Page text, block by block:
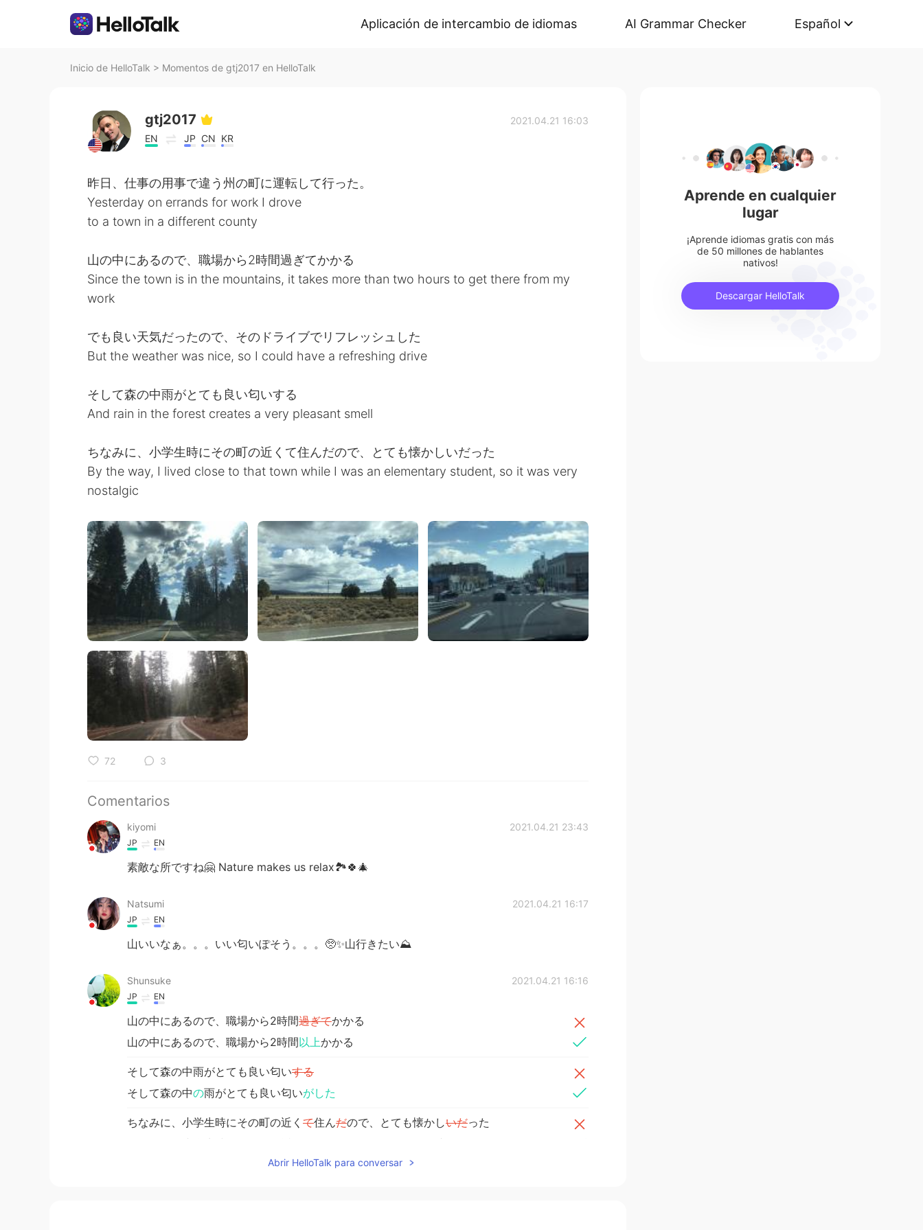
Aplicación de intercambio de idiomas AI Grammar Checker Español
Inicio de HelloTalk > Momentos de gtj2017 en HelloTalk
gtj2017
EN JP CN KR
2021.04.21 16:03
昨日、仕事の用事で違う州の町に運転して行った。
Yesterday on errands for work I drove
to a town in a different county
山の中にあるので、職場から2時間過ぎてかかる
Since the town is in the mountains, it takes more than two hours to get there from my
work
でも良い天気だったので、そのドライブでリフレッシュした
But the weather was nice, so I could have a refreshing drive
そして森の中雨がとても良い匂いする
And rain in the forest creates a very pleasant smell
ちなみに、小学生時にその町の近くて住んだので、とても懐かしいだった
By the way, I lived close to that town while I was an elementary student, so it was very
nostalgic
72 3
Comentarios
kiyomi 2021.04.21 23:43
JP EN
素敵な所ですね🤗 Nature makes us relax🏞️🍀🎄
Natsumi 2021.04.21 16:17
JP EN
山いいなぁ。。。いい匂いぽそう。。。🥺✨山行きたい⛰
Shunsuke 2021.04.21 16:16
JP EN
山の中にあるので、職場から2時間過ぎてかかる
山の中にあるので、職場から2時間以上かかる
そして森の中雨がとても良い匂いする
そして森の中の雨がとても良い匂いがした
ちなみに、小学生時にその町の近く て住んだので、とても懐かしいだった
Abrir HelloTalk para conversar
Aprende en cualquier
lugar
¡Aprende idiomas gratis con más
de 50 millones de hablantes
nativos!
Descargar HelloTalk